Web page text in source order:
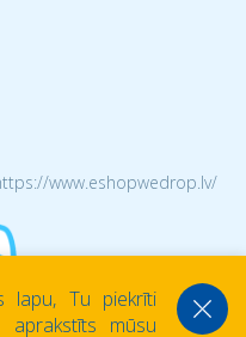
www.eshopwedrop.lv/
lapu, Tu piekrīti
mūsu